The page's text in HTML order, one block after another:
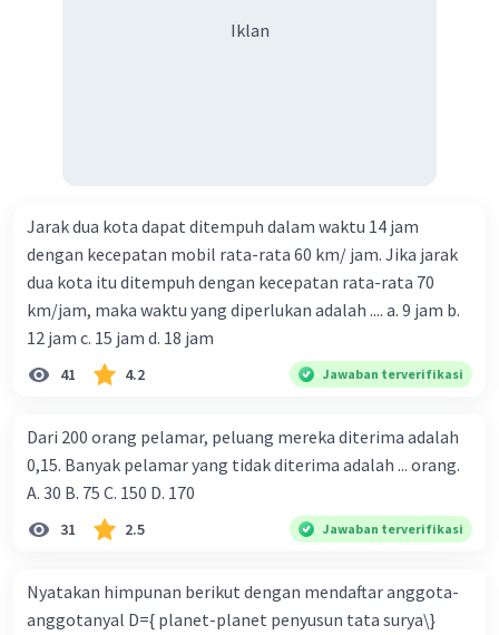
Iklan
Jarak dua kota dapat ditempuh dalam waktu 14 jam
dengan kecepatan mobil rata-rata 60 km/ jam. Jika jarak
dua kota itu ditempuh dengan kecepatan rata-rata 70
km/jam, maka waktu yang diperlukan adalah .... a. 9 jam b.
12 jam c. 15 jam d. 18 jam
41 4.2 Jawaban terverifikasi
Dari 200 orang pelamar, peluang mereka diterima adalah
0,15. Banyak pelamar yang tidak diterima adalah ... orang.
A. 30 B. 75 C. 150 D. 170
31 2.5 Jawaban terverifikasi
Nyatakan himpunan berikut dengan mendaftar anggota-
anggotanyal D={ planet-planet penyusun tata surya\}